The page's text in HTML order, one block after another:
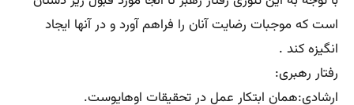
است که موجبات رضایت آنان را فراهم آورد و در آنها ایجاد
انگیزه کند .
رفتار رهبری:
ارشادی:همان ابتکار عمل در تحقیقات اوهایوست.